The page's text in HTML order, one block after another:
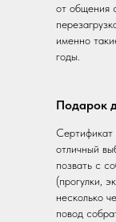
от общения
именно
годы.
Подарок
Сертификат
отличный
позвать с
(прогулки,
несколько
повод